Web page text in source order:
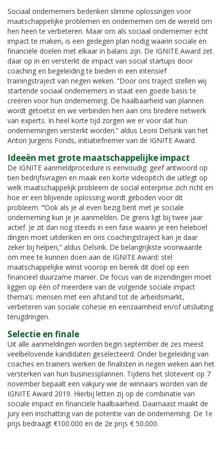
Sociaal ondernemers bedenken slimme oplossingen voor
maatschappelijke problemen en ondernemen om de wereld om
hen heen te verbeteren. Maar om als sociaal ondernemer echt
impact te maken, is een gedegen plan nodig waarin sociale en
financiële doelen met elkaar in balans zijn. De IGNITE Award zet
daar op in en versterkt de impact van social startups door
coaching en begeleiding te bieden in een intensief
trainingstraject van negen weken. “Door ons traject stellen wij
startende sociaal ondernemers in staat een goede basis te
creëren voor hun onderneming. De haalbaarheid van plannen
wordt getoetst en we verbinden hen aan ons bredere netwerk
van experts. In heel korte tijd zorgen we er voor dat hun
ondernemingen versterkt worden.” aldus Leoni Delsink van het
Anton Jurgens Fonds, initiatiefnemer van de IGNITE Award.
Ideeën met grote maatschappelijke impact
De IGNITE aanmeldprocedure is eenvoudig: geef antwoord op
tien bedrijfsvragen en maak een korte videopitch die uitlegt op
welk maatschappelijk probleem de social enterprise zich richt en
hoe er een blijvende oplossing wordt geboden voor dit
probleem. “Ook als je al even bezig bent met je sociale
onderneming kun je je aanmelden. De grens ligt bij twee jaar
actief. Je zit dan nog steeds in een fase waarin je een heleboel
dingen moet uitdenken en ons coachingstraject kan je daar
zeker bij helpen,” aldus Delsink. De belangrijkste voorwaarde
om mee te kunnen doen aan de IGNITE Award: stel
maatschappelijke winst voorop en bereik dit doel op een
financieel duurzame manier. De focus van de inzendingen moet
liggen op één of meerdere van de volgende sociale impact
thema’s: mensen met een afstand tot de arbeidsmarkt,
verbeteren van sociale cohesie en eenzaamheid en/of uitsluiting
terugdringen.
Selectie en finale
Uit alle aanmeldingen worden begin september de zes meest
veelbelovende kandidaten geselecteerd. Onder begeleiding van
coaches en trainers werken de finalisten in negen weken aan het
versterken van hun businessplannen. Tijdens het slotevent op 7
november bepaalt een vakjury wie de winnaars worden van de
IGNITE Award 2019. Hierbij letten zij op de combinatie van
sociale impact en financiële haalbaarheid. Daarnaast maakt de
jury een inschatting van de potentie van de onderneming. De 1e
prijs bedraagt €100.000 en de 2e prijs € 50.000.